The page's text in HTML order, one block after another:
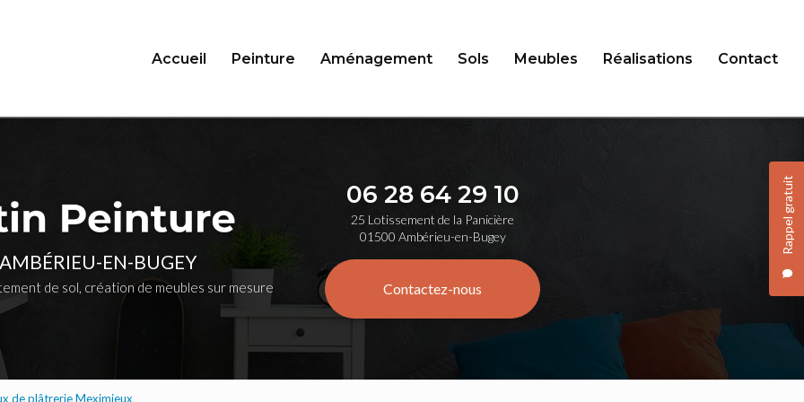
Rappel gratuit
Accueil Peinture Aménagement Sols Meubles Réalisations Contact
EN-BUGEY
de sol, création de meubles sur mesure
06 28 64 29 10
25 Lotissement de la Panicière
01500 Ambérieu-en-Bugey
Contactez-nous
de plâtrerie Meximieux